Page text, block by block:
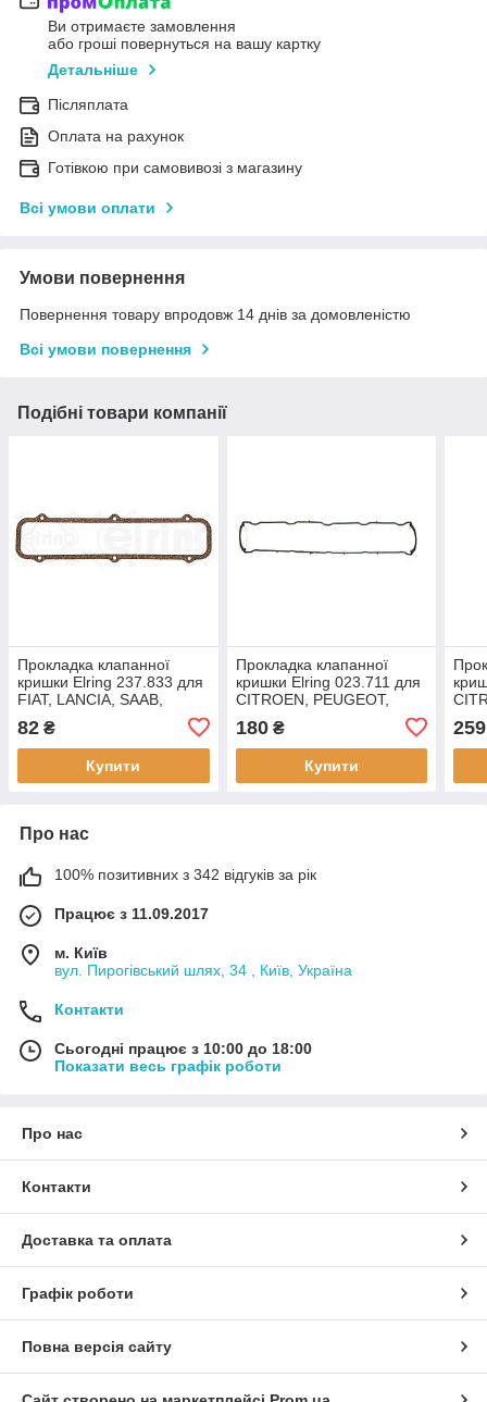
Ви отримаєте замовлення
або гроші повернуться на вашу картку
Детальніше
Післяплата
Оплата на рахунок
Готівкою при самовивозі з магазину
Всі умови оплати
Умови повернення
Повернення товару впродовж 14 днів за домовленістю
Всі умови повернення
Подібні товари компанії
Прокладка клапанної
кришки Elring 237.833 для
FIAT, LANCIA, SAAB,
82 ₴
Купити
Прокладка клапанної
кришки Elring 023.711 для
CITROEN, PEUGEOT,
180₴
Купити
259
Про нас
100% позитивних з 342 відгуків за рік
Працює з 11.09.2017
м. Київ
вул. Пирогівський шлях, 34 , Київ, Україна
Контакти
Сьогодні працює з 10:00 до 18:00
Показати весь графік роботи
Про нас
Контакти
Доставка та оплата
Графік роботи
Повна версія сайту